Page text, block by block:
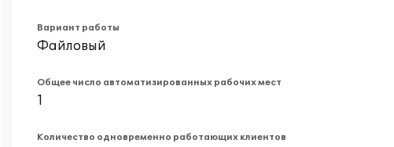
Вариант работы
Файловый
Общее число автоматизированных рабочих мест
1
Количество одновременно работающих клиентов